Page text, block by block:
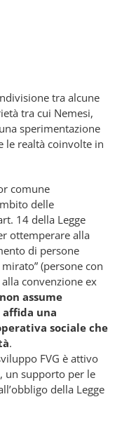
tra alcune
tra cui Nemesi,
sperimentazione
le realtà coinvolte in
comune
delle
14 della Legge
ottemperare alla
di persone
(persone con
convenzione ex
assume
una
sociale che
.
FVG è attivo
un supporto per le
della Legge